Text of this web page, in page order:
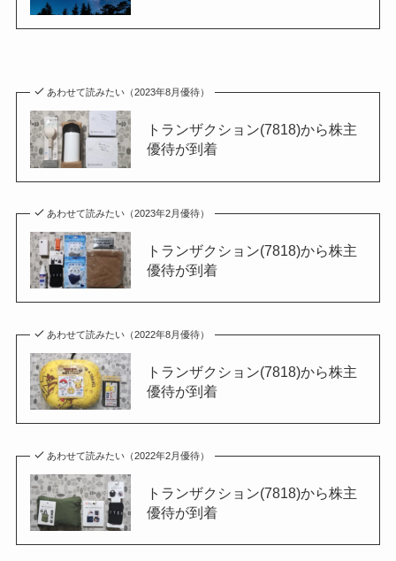
あわせて読みたい（2023年8月優待）
トランザクション(7818)から株主
優待が到着
あわせて読みたい（2023年2月優待）
トランザクション(7818)から株主
優待が到着
あわせて読みたい（2022年8月優待）
トランザクション(7818)から株主
優待が到着
あわせて読みたい（2022年2月優待）
トランザクション(7818)から株主
優待が到着